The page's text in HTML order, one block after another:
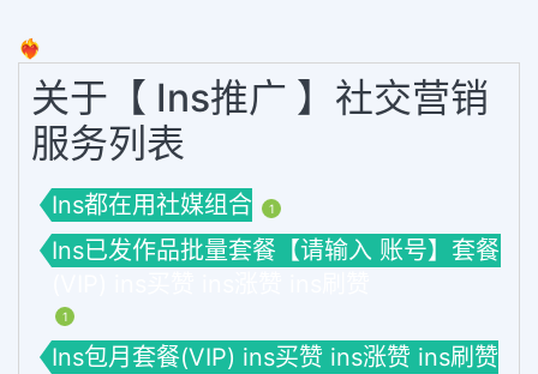
❤️‍🔥
关于【 Ins推广 】社交营销
服务列表
Ins都在用社媒组合 1
Ins已发作品批量套餐【请输入 账号】套餐
1
Ins包月套餐(VIP) ins买赞 ins涨赞 ins刷赞